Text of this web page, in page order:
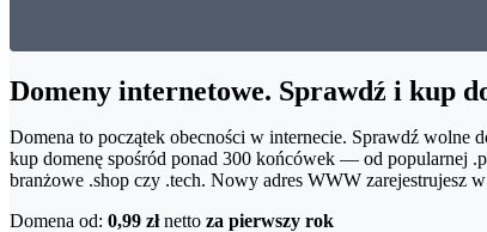
Domeny internetowe. Sprawdź i kup
Domena to początek obecności w internecie. Sprawdź wolne
kup domenę spośród ponad 300 końcówek — od popularnej
branżowe .shop czy .tech. Nowy adres WWW zarejestrujesz
Domena od: 0,99 zł netto za pierwszy rok